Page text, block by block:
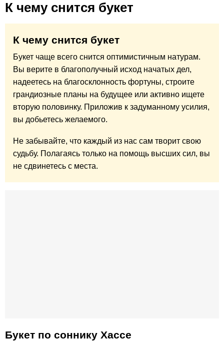
К чему снится букет
К чему снится букет
Букет чаще всего снится оптимистичным натурам.
Вы верите в благополучный исход начатых дел,
надеетесь на благосклонность фортуны, строите
грандиозные планы на будущее или активно ищете
вторую половинку. Приложив к задуманному усилия,
вы добьетесь желаемого.
Не забывайте, что каждый из нас сам творит свою
судьбу. Полагаясь только на помощь высших сил, вы
не сдвинетесь с места.
Букет по соннику Хассе